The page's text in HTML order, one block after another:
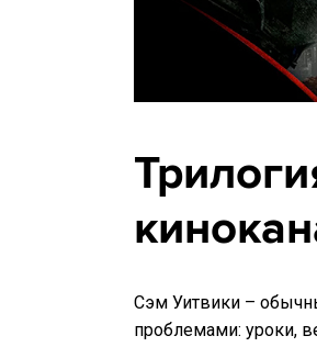
Сэм Уитвики –
проблемами: уроки,